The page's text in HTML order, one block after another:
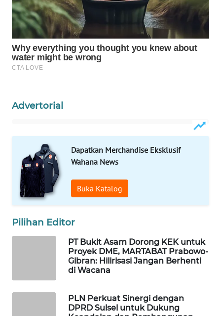
Advertorial
Dapatkan Merchandise Eksklusif
Wahana News
Buka Katalog
Pilihan Editor
PT Bukit Asam Dorong KEK untuk
Proyek DME, MARTABAT Prabowo-
Gibran: Hilirisasi Jangan Berhenti
di Wacana
PLN Perkuat Sinergi dengan
DPRD Sulsel untuk Dukung
PERSONA
WAHANA
WAHANA
WAHANA
LAPAK
WAHANA
Wahana
Network
KONSUMEN